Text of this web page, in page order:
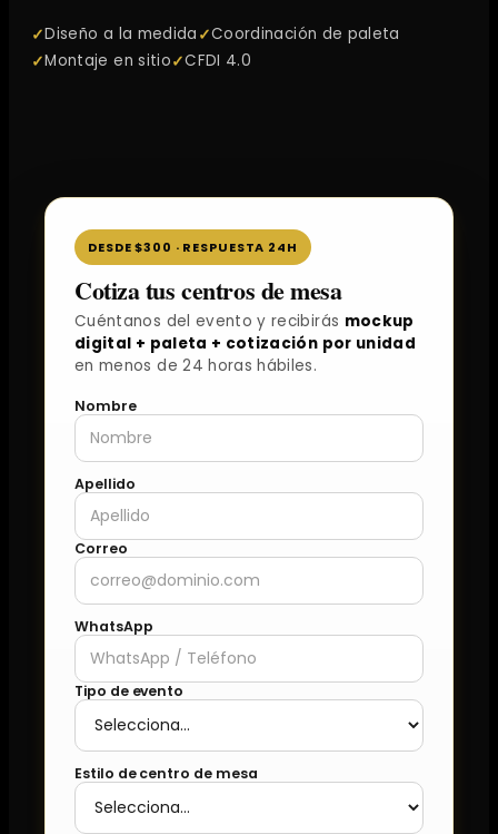
Diseño a la medida
Coordinación de paleta
Montaje en sitio
CFDI 4.0
DESDE $300 · RESPUESTA 24H
Cotiza tus centros de mesa
Cuéntanos del evento y recibirás mockup
digital + paleta + cotización por unidad
en menos de 24 horas hábiles.
Nombre
Apellido
Correo
WhatsApp
Tipo de evento
Estilo de centro de mesa